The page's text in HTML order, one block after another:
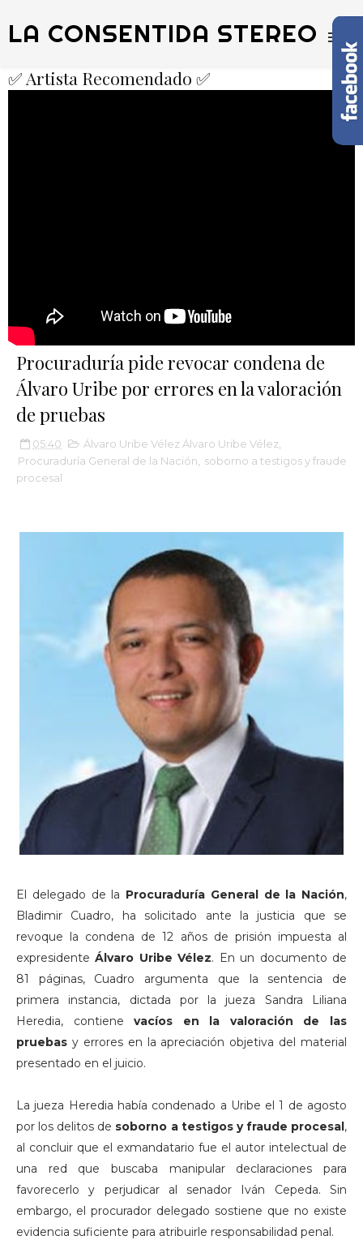
LA CONSENTIDA STEREO
✅ Artista Recomendado ✅
Procuraduría pide revocar condena de
Álvaro Uribe por errores en la valoración
de pruebas
05:40 Álvaro Uribe Vélez Álvaro Uribe Vélez
Procuraduría General de la Nación
soborno a testigos y fraude
procesal
El delegado de la Procuraduría General de la Nación,
Bladimir Cuadro, ha solicitado ante la justicia que se
revoque la condena de 12 años de prisión impuesta al
expresidenteÁlvaro Uribe Vélez. En un documento de
81 páginas, Cuadro argumenta que la sentencia de
primera instancia, dictada por la jueza Sandra Liliana
Heredia, contienevacíos en la valoración de las
pruebas y errores en la apreciación objetiva del material
presentado en el juicio.
La jueza Heredia había condenado a Uribe el 1 de agosto
por los delitos de soborno a testigos y fraude procesal,
al concluir que el exmandatario fue el autor intelectual de
una red que buscaba manipular declaraciones para
favorecerlo y perjudicar al senador Iván Cepeda. Sin
embargo, el procurador delegado sostiene que no existe
evidencia suficiente para atribuirle responsabilidad penal.